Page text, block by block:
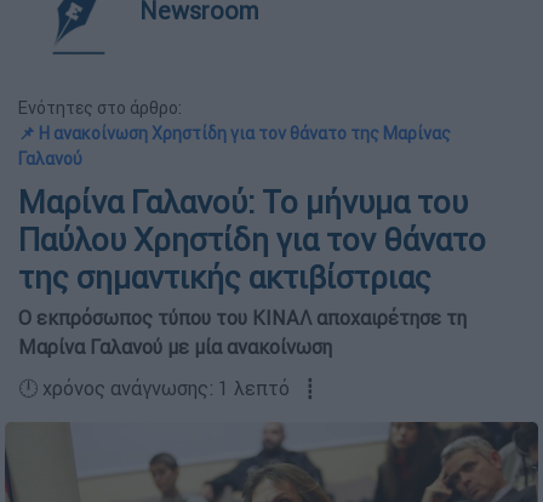
Newsroom
Ενότητες στο άρθρο:
📌 Η ανακοίνωση Χρηστίδη για τον θάνατο της Μαρίνας
Γαλανού
Μαρίνα Γαλανού: Το μήνυμα του
Παύλου Χρηστίδη για τον θάνατο
της σημαντικής ακτιβίστριας
Ο εκπρόσωπος τύπου του ΚΙΝΑΛ αποχαιρέτησε τη
Μαρίνα Γαλανού με μία ανακοίνωση
🕛 χρόνος ανάγνωσης: 1 λεπτό ┋